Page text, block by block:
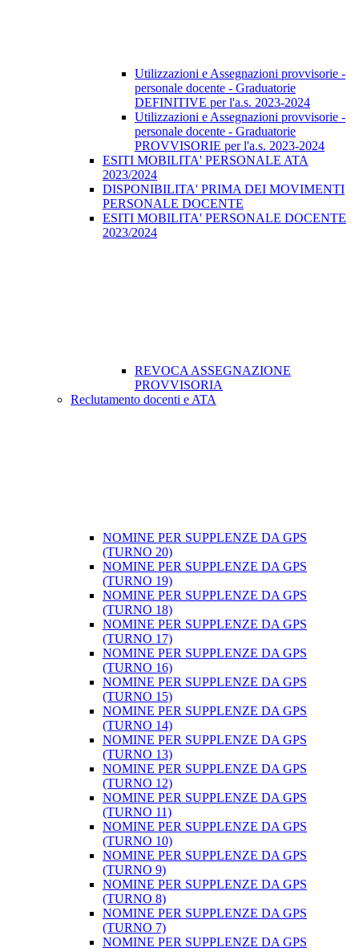
Utilizzazioni e Assegnazioni provvisorie -
personale docente - Graduatorie
DEFINITIVE per l'a.s. 2023-2024
Utilizzazioni e Assegnazioni provvisorie -
personale docente - Graduatorie
PROVVISORIE per l'a.s. 2023-2024
ESITI MOBILITA' PERSONALE ATA
2023/2024
DISPONIBILITA' PRIMA DEI MOVIMENTI
PERSONALE DOCENTE
ESITI MOBILITA' PERSONALE DOCENTE
2023/2024
REVOCA ASSEGNAZIONE
PROVVISORIA
Reclutamento docenti e ATA
NOMINE PER SUPPLENZE DA GPS
(TURNO 20)
NOMINE PER SUPPLENZE DA GPS
(TURNO 19)
NOMINE PER SUPPLENZE DA GPS
(TURNO 18)
NOMINE PER SUPPLENZE DA GPS
(TURNO 17)
NOMINE PER SUPPLENZE DA GPS
(TURNO 16)
NOMINE PER SUPPLENZE DA GPS
(TURNO 15)
NOMINE PER SUPPLENZE DA GPS
(TURNO 14)
NOMINE PER SUPPLENZE DA GPS
(TURNO 13)
NOMINE PER SUPPLENZE DA GPS
(TURNO 12)
NOMINE PER SUPPLENZE DA GPS
(TURNO 11)
NOMINE PER SUPPLENZE DA GPS
(TURNO 10)
NOMINE PER SUPPLENZE DA GPS
(TURNO 9)
NOMINE PER SUPPLENZE DA GPS
(TURNO 8)
NOMINE PER SUPPLENZE DA GPS
(TURNO 7)
NOMINE PER SUPPLENZE DA GPS